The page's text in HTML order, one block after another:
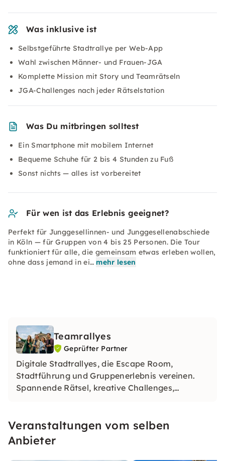
Was inklusive ist
Selbstgeführte Stadtrallye per Web-App
Wahl zwischen Männer- und Frauen-JGA
Komplette Mission mit Story und Teamrätseln
JGA-Challenges nach jeder Rätselstation
Was Du mitbringen solltest
Ein Smartphone mit mobilem Internet
Bequeme Schuhe für 2 bis 4 Stunden zu Fuß
Sonst nichts — alles ist vorbereitet
Für wen ist das Erlebnis geeignet?
Perfekt für Junggesellinnen- und Junggesellenabschiede
in Köln — für Gruppen von 4 bis 25 Personen. Die Tour
funktioniert für alle, die gemeinsam etwas erleben wollen,
ohne dass jemand in ei… mehr lesen
Teamrallyes
Geprüfter Partner
Digitale Stadtrallyes, die Escape Room,
Stadtführung und Gruppenerlebnis vereinen.
Spannende Rätsel, kreative Challenges,
Gruppen. Einfach buchen und loslegen.
Veranstaltungen vom selben
Anbieter